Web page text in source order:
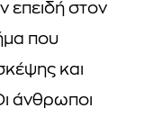
επειδή στον
που
και
άνθρωποι